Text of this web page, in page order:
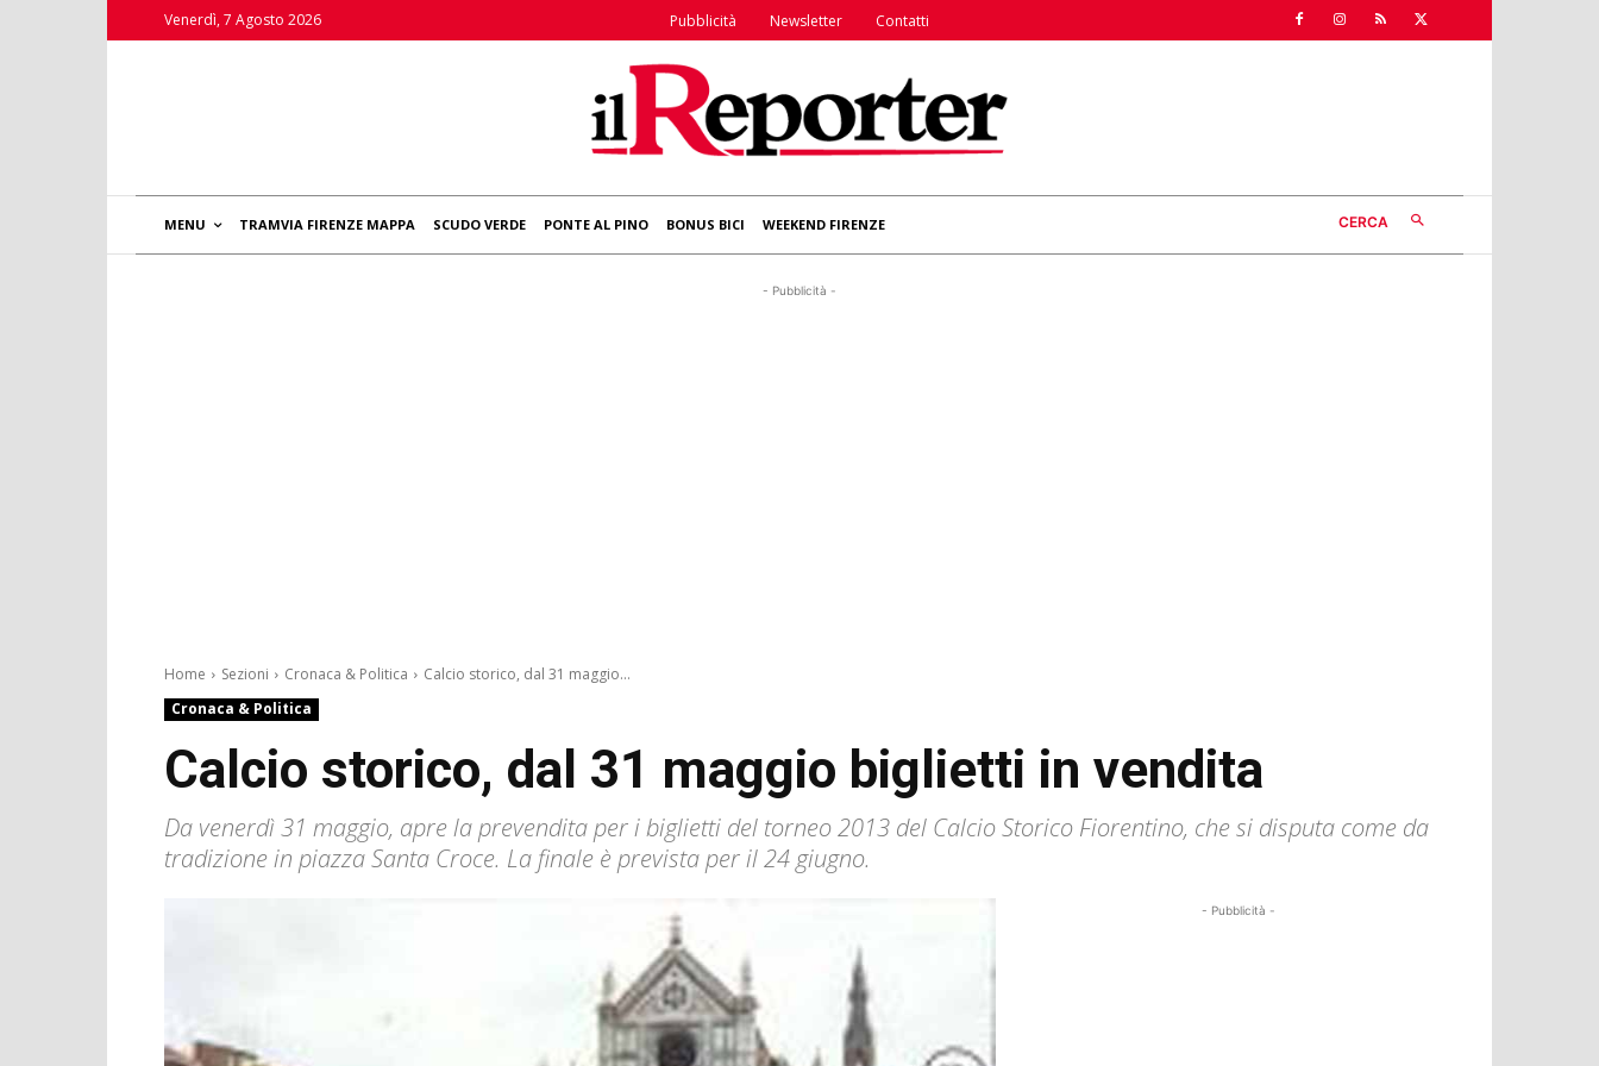
Venerdì, 7 Agosto 2026 Pubblicità Newsletter Contatti
MENU TRAMVIA FIRENZE MAPPA SCUDO VERDE PONTE AL PINO BONUS BICI WEEKEND FIRENZE CERCA
- Pubblicità -
Home Sezioni Cronaca & Politica
Calcio storico, dal 31 maggio...
Cronaca & Politica
Calcio storico, dal 31 maggio biglietti in vendita
Da venerdì 31 maggio, apre la prevendita per i biglietti del torneo 2013 del Calcio Storico Fiorentino, che si disputa come da
tradizione in piazza Santa Croce. La finale è prevista per il 24 giugno.
- Pubblicità -